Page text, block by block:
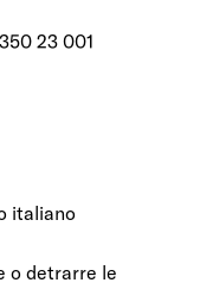
23 001
italiano
o detrarre le